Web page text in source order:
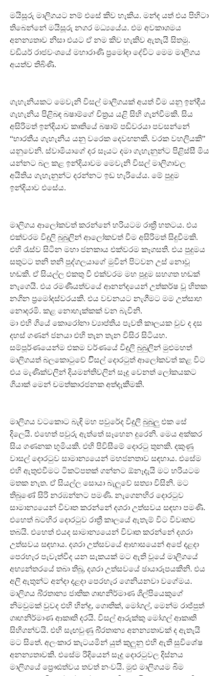
මයිසූරු මාලිගයට නම් එසේ කිව හැකිය. මන්ද යත් එය පිහිටා
තිබෙන්නේ මයිසූරු නගර මධ්‍යයේය. එම අවකාශමය
අනන්‍යතාව නිසා එයට ඒ නම කිව හැකිව ඇතැයි සිතමු.
වඩියර් රාජවංශයේ මහාරාණි ප්‍රමෝදා දේවිට මෙම මාලිගය
අයත්ව තිබිණි.
ගැහැනියකට මෙවැනි විසල් මාලිගයක් අයත් වීම යනු ඉන්දීය
ගැහැනිය පිළිබඳ බෂාම්ගේ චිත්‍රය යළි සිහි ගැන්වීමකි. සිය
අසිරිමත් ඉන්දියාව කෘතියේ බෂාම් පඬිවරයා පවසන්නේ
“භාරතීය ගැහැනිය යනු වරෙක දෙවඟනකි. වරක වහලියකි”
යනුවෙනි. ස්වාමියාගේ දර සෑයට දමා ගැහැනුන්ට පිළිස්සී මිය
යන්නට බල කළ ඉන්දියාවම මෙවැනි විසල් මාලිගාවල
අයිතිය ගැහැනුන්ට දරන්නට ඉඩ හැරියේය. මේ පුදුම
ඉන්දියාව එසේය.
මාලිගය ආලෝකවත් කරන්නේ හරියටම රාත්‍රී හතටය. එය
එක්වරම විදුලි බුබුලින් ආලෝකවත් වීම අසිරිමත් සිදුවීමකි.
එහි රැස්ව සිටින මහා ජනකාය එක්වරම කෑගසති. එය පුදුමය
සතුටට තනි තනි පුද්ගලයාගේ මුවින් පිටවන උස් නොවූ
හඬකි. ඒ සියල්ල එකතු වී එක්වරම මහ පුදුම සහගත හඬක්
නැගෙයි. එය රමණීයත්වයේ ආනන්දයෙන් උත්කර්ෂ වූ හිතක
නගින ප්‍රමෝදස්වරයකි. එය වචනයට නැගීමට මම උත්සාහ
නොදරමි. කළ නොහැක්කක් වන බැවිනි.
මා එහි ගියේ කොරෝනා ව්‍යාප්තිය පැවති කාලයක වුව ද දස
දහස් ගණන් ජනයා එහි තැන තැන විසිර සිටියහ.
සම්පූර්ණයෙන්ම එකම වර්ණයේ විදුලි බුබුලින් මුළුමහත්
මාලිගයත් බලකොටුවේ විිසල් දොරටුත් ආලෝකවත් කළ විට
එය මැණික්වලින් දියමන්තිවලින් සෑදූ වෙනත් ලෝකයකට
ගියාක් මෙන් චමත්කාරජනක අත්දැකීමකි.
මාලිගය වටකොට බැඳි මහ පවුරේද විදුලි බුබුලු එක සේ
දිලෙයි. එහෙත් පවුරු ඇත්තේ සෑහෙන දුරෙනි. මෙය අක්කර
සිය ගණනක භූමියකි. එහි පිවිසීමේ දොරටු තුනකි. දකුණු
වාසල් දොරටුව සාමාන්‍යයෙන් මහජනතාව සඳහාය. එසේම
එහි ඇතුළුවීමට ටිකට්පතක් ගන්නට ඕනෑදැයි මට හරියටම
මතක නැත. ඒ සියල්ල සොයා බැලුවේ සත්‍යා විසිනි. මට
තිබුණේ සිරි නරඹන්නට පමණි. නැගෙනහිර දොරටුව
සාමාන්‍යයෙන් විවෘත කරන්නේ දශරා උත්සවය සඳහා පමණි.
එහෙත් බටහිර දොරටුව රාත්‍රී කාලයේ ඇතැම් විට විවෘතව
තබයි. එහෙත් එයද සාමාන්‍යයෙන් විවෘත කරන්නේ දශරා
උත්සවය සඳහාය. දශරා උත්සවයේ ආභාසයෙන් අපේ දළදා
පෙරහැර පැවැත්වීද යන සැකයක් මට ඇති වූයේ මාලිගයේ
අභ්‍යන්තරයේ තබා තිබූ, දශරා උත්සවයේ ඡායාරූපයකිනි. එය
අලි ඇතුන්ට අන්දා දළදා පෙරහැර ගෙනියනවා වගේමය.
මාලිගය බි්‍රතාන්‍ය ජාතික ගෘහනිර්මාණ ශිල්පියෙකුගේ
නිමවුමක් වුවද එහි හින්දු, ගොතික්, මෝගල්, මෙන්ම රාජ්පුත්
ගෘහනිර්මාණ ආකෘති දරයි. විසල් ආරුක්කු මෝගල් ආකෘති
සිහිගන්වයි. එහි සැඟවුණු බි්‍රතාන්‍ය අනන්‍යතාවක් ද ඇතැයි
මට සිතේ. අලංකාර කැටයමින් යුත් කුලුනු එහි ඇති සුවිශේෂ
අනන්‍යතාවකි. එසේම රිදියෙන් සෑදූ දොරටුවල දිස්නය
මාලිගයේ ප්‍රෞඪත්වය තවත් නංවයි. මුළු මාලිගයම බිම